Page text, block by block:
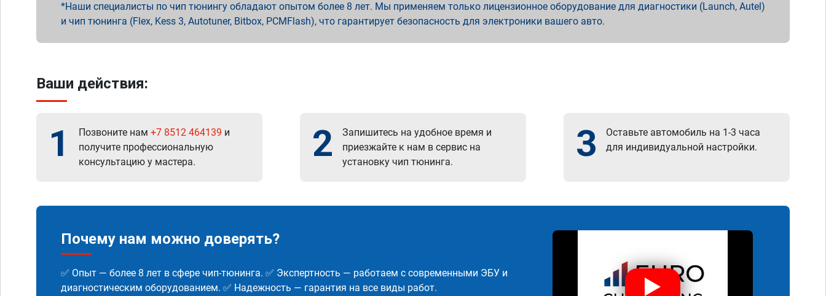
Наши специалисты по чип тюнингу обладают опытом более 8 лет. Мы применяем только лицензионное оборудование для диагностики (Launch, Autel)
и чип тюнинга (Flex, Kess 3, Autotuner, Bitbox, PCMFlash), что гарантирует безопасность для электроники вашего авто.
Ваши действия:
1 Позвоните нам +7 8512 464139 и
получите профессиональную
консультацию у мастера.
2
Запишитесь на удобное время и
приезжайте к нам в сервис на
установку чип тюнинга.
3
Оставьте автомобиль на 1-3 часа
для индивидуальной настройки.
Почему нам можно доверять?
✅ Опыт — более 8 лет в сфере чип-тюнинга. ✅ Экспертность — работаем с современными ЭБУ и
диагностическим оборудованием. ✅ Надежность — гарантия на все виды работ.